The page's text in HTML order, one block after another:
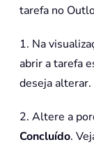
tarefa no
1. Na
abrir a tarefa
deseja alterar.
2. Altere a
Concluído.